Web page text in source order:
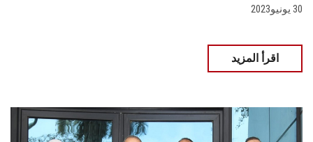
30 يونيو2023
اقرأ المزيد